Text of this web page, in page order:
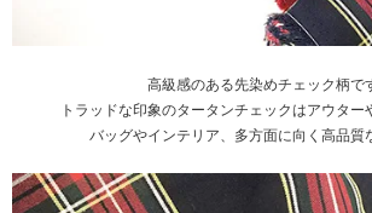
高級感のある先染めチェック柄で
トラッドな印象のタータンチェックはアウター
バッグやインテリア、多方面に向く高品質